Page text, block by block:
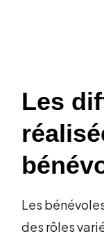
Les
Les
des rôles